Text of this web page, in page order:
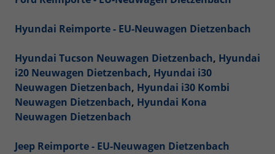
Hyundai Reimporte - EU-Neuwagen Dietzenbach
Hyundai Tucson Neuwagen Dietzenbach, Hyundai
i20 Neuwagen Dietzenbach, Hyundai i30
Neuwagen Dietzenbach, Hyundai i30 Kombi
Neuwagen Dietzenbach, Hyundai Kona
Neuwagen Dietzenbach
Jeep Reimporte - EU-Neuwagen Dietzenbach